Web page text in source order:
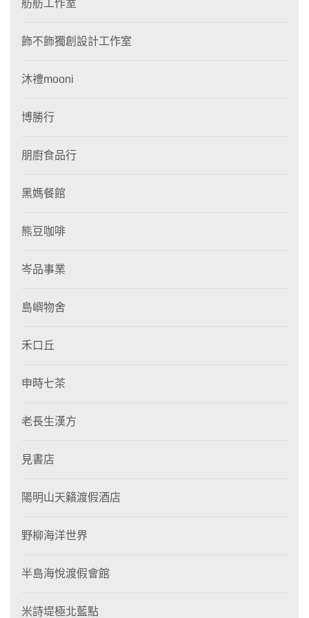
舫舫工作室
飾不飾獨創設計工作室
沐禮mooni
博勝行
朋廚食品行
黑媽餐館
熊豆咖啡
岑品事業
島嶼物舍
禾口丘
申時七茶
老長生漢方
見書店
陽明山天籟渡假酒店
野柳海洋世界
半島海悅渡假會館
米詩堤極北藍點